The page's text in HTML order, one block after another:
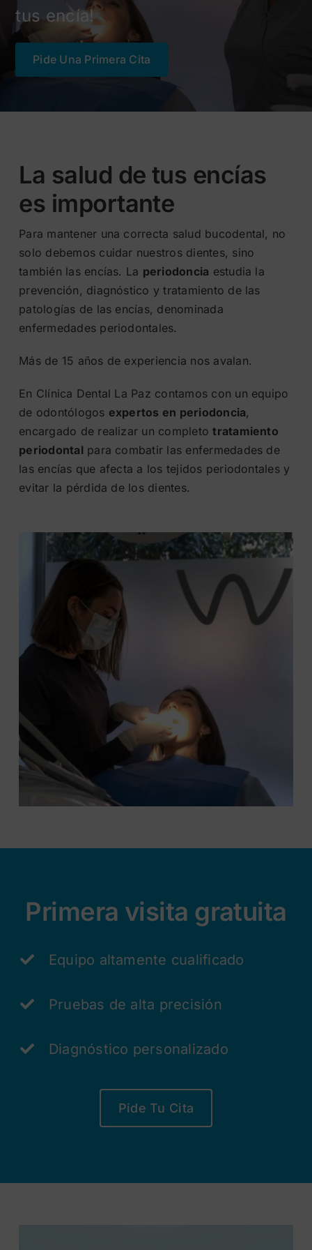
Blog
tus encía!
Pide Una Primera Cita
La salud de tus encías
es importante
Para mantener una correcta salud bucodental, no
solo debemos cuidar nuestros dientes, sino
también las encías. La periodoncia estudia la
prevención, diagnóstico y tratamiento de las
patologías de las encías, denominada
enfermedades periodontales.
Más de 15 años de experiencia nos avalan.
En Clínica Dental La Paz contamos con un equipo
de odontólogos expertos en periodoncia,
encargado de realizar un completotratamiento
periodontal para combatir las enfermedades de
las encías que afecta a los tejidos periodontales y
evitar la pérdida de los dientes.
Primera visita gratuita
Equipo altamente cualificado
Pruebas de alta precisión
Diagnóstico personalizado
Pide Tu Cita